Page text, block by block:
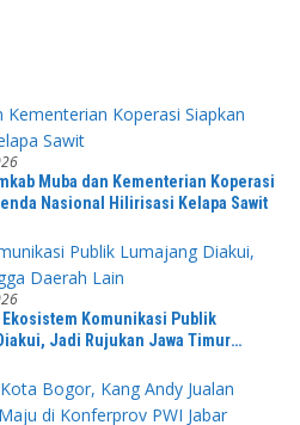
Muba dan Kementerian Koperasi
Nasional Hilirisasi Kelapa Sawit
Ekosistem Komunikasi Publik
Jadi Rujukan Jawa Timur